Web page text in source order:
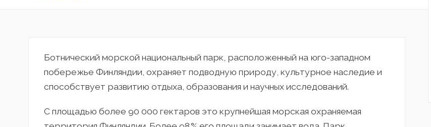
Ботнический морской национальный парк, расположенный на юго-западном
побережье Финляндии, охраняет подводную природу, культурное наследие и
способствует развитию отдыха, образования и научных исследований.
С площадью более 90 000 гектаров это крупнейшая морская охраняемая